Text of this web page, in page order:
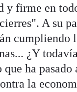
y firme en
A su
cumpliendo
¿Y
ha pasado
la